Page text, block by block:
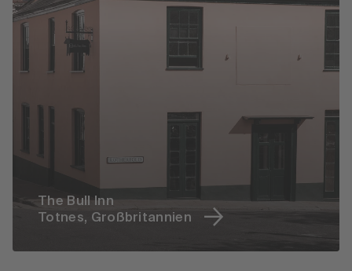
The Bull Inn
Totnes, Großbritannien